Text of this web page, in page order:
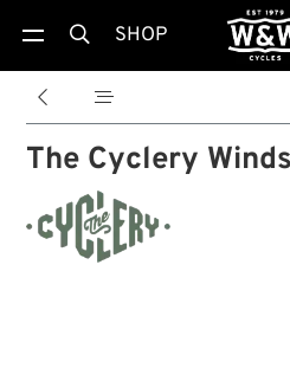
 SHOP
 
The Cyclery